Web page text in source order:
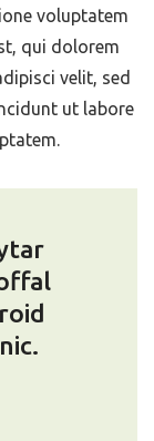
voluptatem
qui dolorem
velit, sed
ut labore